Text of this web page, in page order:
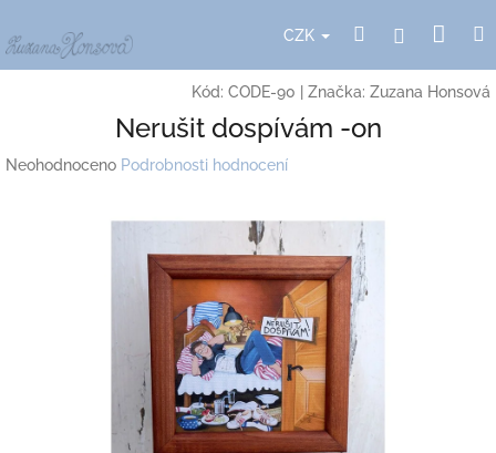
na
obsah
CZK HledatPřihlášení
Kód: CODE-90 Značka: Zuzana Honsová
Nerušit dospívám -on
Průměrné
Neohodnoceno Podrobnosti hodnocení